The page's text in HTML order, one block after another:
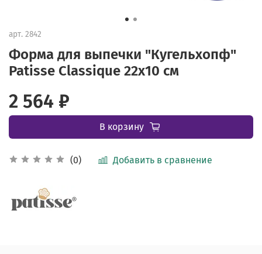
арт. 2842
Форма для выпечки "Кугельхопф"
Patisse Classique 22х10 см
(0) Добавить в сравнение
2 564 ₽
В корзину